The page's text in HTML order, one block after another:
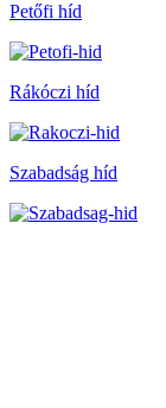
Petőfi híd
Rákóczi híd
Szabadság híd